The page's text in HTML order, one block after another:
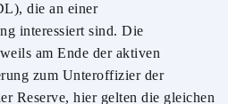
die an einer
interessiert sind. Die
am Ende der aktiven
zum Unteroffizier der
Reserve, hier gelten die gleichen